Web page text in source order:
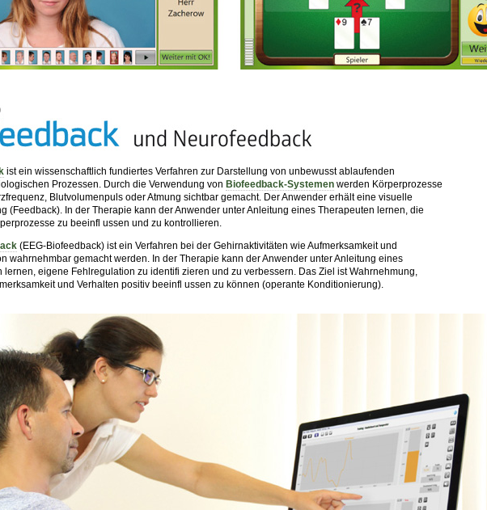
ist ein wissenschaftlich fundiertes Verfahren zur Darstellung von unbewusst ablaufenden
Prozessen. Durch die Verwendung von Biofeedback-Systemen werden Körperprozesse
Blutvolumenpuls oder Atmung sichtbar gemacht. Der Anwender erhält eine visuelle
(Feedback). In der Therapie kann der Anwender unter Anleitung eines Therapeuten lernen, die
zu beeinfl ussen und zu kontrollieren.
(EEG-Biofeedback) ist ein Verfahren bei der Gehirnaktivitäten wie Aufmerksamkeit und
wahrnehmbar gemacht werden. In der Therapie kann der Anwender unter Anleitung eines
lernen, eigene Fehlregulation zu identifi zieren und zu verbessern. Das Ziel ist Wahrnehmung,
und Verhalten positiv beeinfl ussen zu können (operante Konditionierung).